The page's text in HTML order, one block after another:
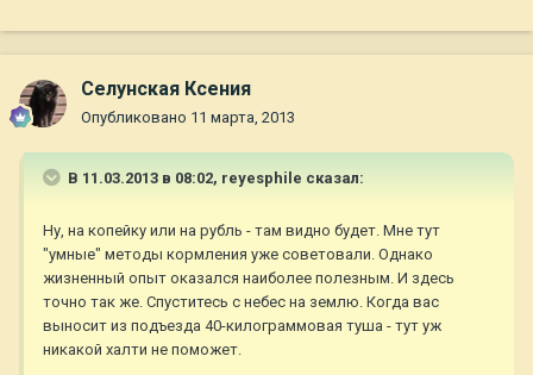
Селунская Ксения
Опубликовано 11 марта, 2013
В 11.03.2013 в 08:02, reyesphile сказал:
Ну, на копейку или на рубль - там видно будет. Мне тут
"умные" методы кормления уже советовали. Однако
жизненный опыт оказался наиболее полезным. И здесь
точно так же. Спуститесь с небес на землю. Когда вас
выносит из подъезда 40-килограммовая туша - тут уж
никакой халти не поможет.